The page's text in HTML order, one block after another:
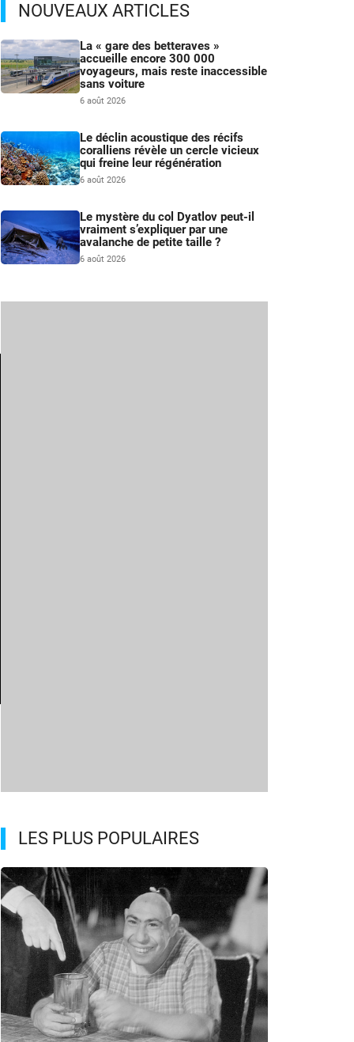
NOUVEAUX ARTICLES
La « gare des betteraves »
accueille encore 300 000
voyageurs, mais reste inaccessible
sans voiture
6 août 2026
Le déclin acoustique des récifs
coralliens révèle un cercle vicieux
qui freine leur régénération
6 août 2026
Le mystère du col Dyatlov peut-il
vraiment s’expliquer par une
avalanche de petite taille ?
6 août 2026
LES PLUS POPULAIRES